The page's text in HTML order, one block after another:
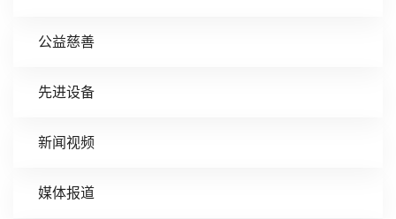
公益慈善
先进设备
新闻视频
媒体报道